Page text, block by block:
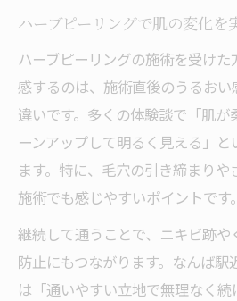
ハーブピーリングで肌の変化を
ハーブピーリングの施術を受け
感するのは、施術直後のうるお
違いです。多くの体験談で「肌が
ーンアップして明るく見える」
ます。特に、毛穴の引き締まり
施術でも感じやすいポイントです。
継続して通うことで、ニキビ跡
防止にもつながります。なんば駅
は「通いやすい立地で無理なく